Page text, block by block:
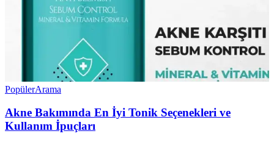
PopülerArama
Akne Bakımında En İyi Tonik Seçenekleri ve
Kullanım İpuçları